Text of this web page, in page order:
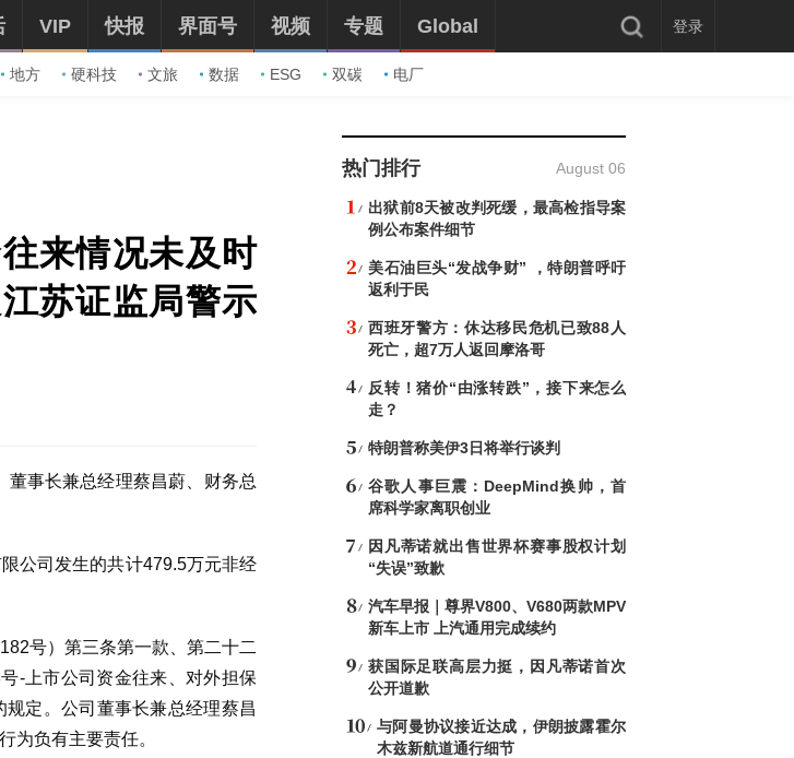
地方 硬科技 文旅 数据 ESG 双碳 电厂
VIP 快报 界面号 视频 专题 Global 登录
来情况未及时
苏证监局警示
事长兼总经理蔡昌蔚、财务总
公司发生的共计479.5万元非经
号）第三条第一款、第二十二
-上市公司资金往来、对外担保
定。公司董事长兼总经理蔡昌
为负有主要责任。
热门排行 August 06
出狱前8天被改判死缓，最高检指导案
例公布案件细节
美石油巨头“发战争财” ，特朗普呼吁
返利于民
西班牙警方：休达移民危机已致88人
死亡，超7万人返回摩洛哥
反转！猪价“由涨转跌”，接下来怎么
走？
特朗普称美伊3日将举行谈判
谷歌人事巨震：DeepMind换帅，首
席科学家离职创业
因凡蒂诺就出售世界杯赛事股权计划
“失误”致歉
汽车早报｜尊界V800、V680两款MPV
新车上市 上汽通用完成续约
获国际足联高层力挺，因凡蒂诺首次
公开道歉
与阿曼协议接近达成，伊朗披露霍尔
木兹新航道通行细节